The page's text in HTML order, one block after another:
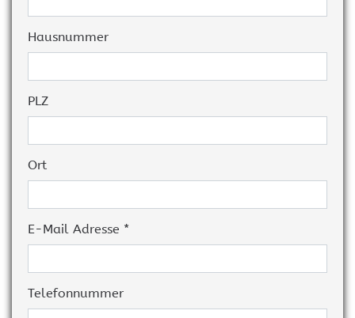
Hausnummer
PLZ
Ort
E-Mail Adresse *
Telefonnummer